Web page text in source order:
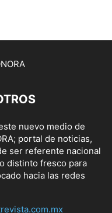
nuevo medio de
portal de noticias,
ser referente nacional
distinto fresco para
hacia las redes